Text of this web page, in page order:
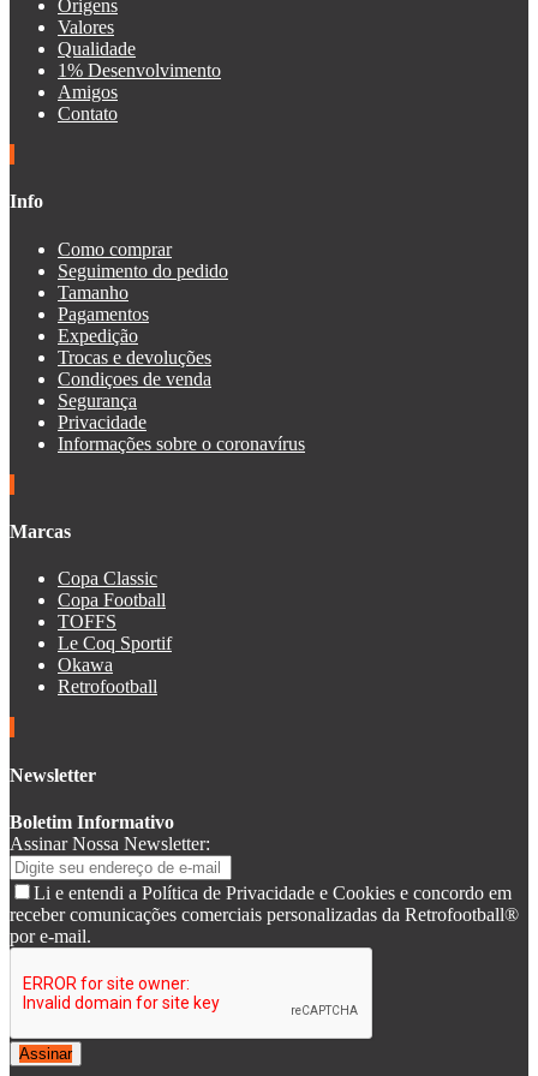
Origens
Valores
Qualidade
1% Desenvolvimento
Amigos
Contato
Info
Como comprar
Seguimento do pedido
Tamanho
Pagamentos
Expedição
Trocas e devoluções
Condiçoes de venda
Segurança
Privacidade
Informações sobre o coronavírus
Marcas
Copa Classic
Copa Football
TOFFS
Le Coq Sportif
Okawa
Retrofootball
Newsletter
Boletim Informativo
Assinar Nossa Newsletter:
Li e entendi a Política de Privacidade e Cookies e concordo em
receber comunicações comerciais personalizadas da Retrofootball®
por e-mail.
Assinar